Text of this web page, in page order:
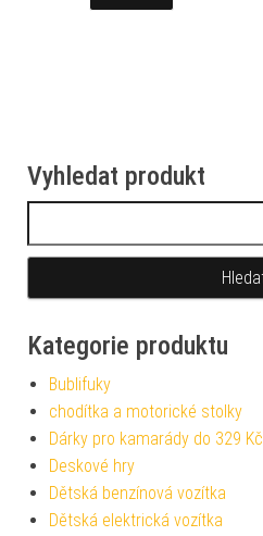
Vyhledat produkt
Kategorie produktu
Bublifuky
chodítka a motorické stolky
Dárky pro kamarády do 329 Kč
Deskové hry
Dětská benzínová vozítka
Dětská elektrická vozítka